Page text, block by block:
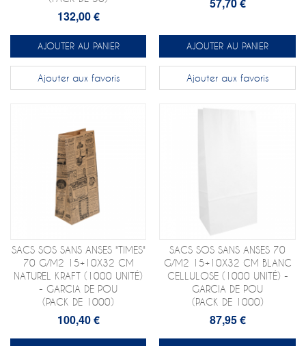
132,00 €
AJOUTER AU PANIER
Ajouter aux favoris
AJOUTER AU PANIER
Ajouter aux favoris
SACS SOS SANS ANSES "TIMES"
70 G/M2 15+10X32 CM
NATUREL KRAFT (1000 UNITÉ)
- GARCIA DE POU
(PACK DE 1000)
100,40 €
SACS SOS SANS ANSES 70
G/M2 15+10X32 CM BLANC
CELLULOSE (1000 UNITÉ) -
GARCIA DE POU
(PACK DE 1000)
87,95 €